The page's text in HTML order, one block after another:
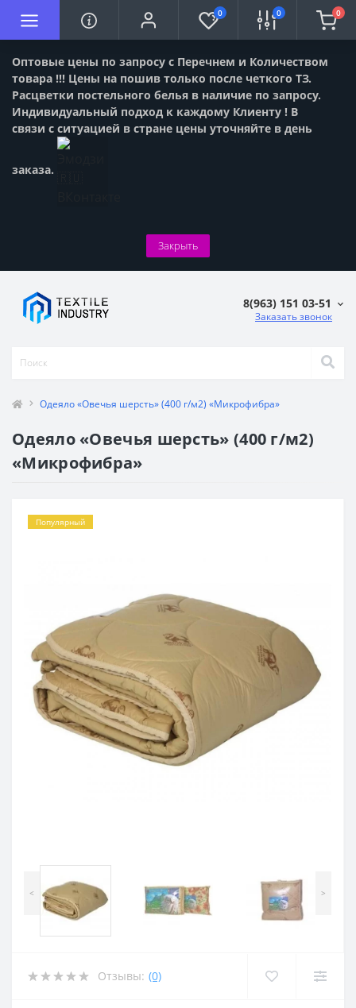
Оптовые цены по запросу с Перечнем и Количеством
товара !!! Цены на пошив только после четкого ТЗ.
Расцветки постельного белья в наличие по запросу.
Индивидуальный подход к каждому Клиенту ! В
связи с ситуацией в стране цены уточняйте в день
заказа.
Закрыть
0 0 0
8(963) 151 03-51
Заказать звонок
Одеяло «Овечья шерсть» (400 г/м2) «Микрофибра»
Одеяло «Овечья шерсть» (400 г/м2)
«Микрофибра»
Популярный
< >
Отзывы: (0)